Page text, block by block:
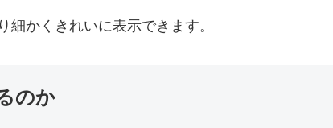
細かくきれいに表示できます。
のか